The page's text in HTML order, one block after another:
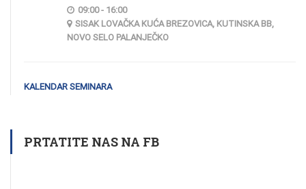
09:00 - 16:00
SISAK LOVAČKA KUĆA BREZOVICA, KUTINSKA BB,
NOVO SELO PALANJEČKO
KALENDAR SEMINARA
PRTATITE NAS NA FB